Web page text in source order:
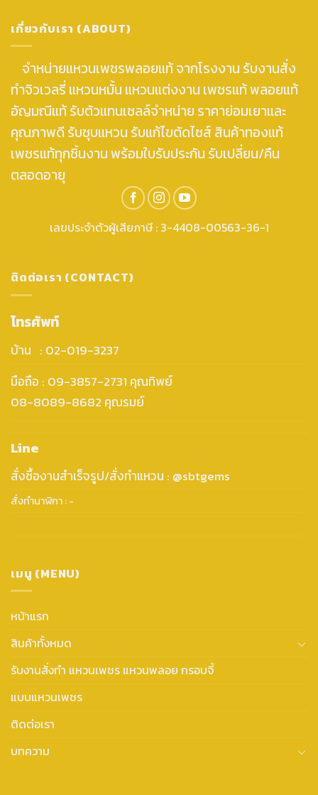
เกี่ยวกับเรา (ABOUT)
จำหน่ายแหวนเพชรพลอยแท้ จากโรงงาน รับงานสั่ง
ทำจิวเวลรี่ แหวนหมั้น แหวนแต่งงาน เพชรแท้ พลอยแท้
อัญมณีแท้ รับตัวแทนเซลล์จำหน่าย ราคาย่อมเยาและ
คุณภาพดี รับชุบแหวน รับแก้ไขตัดไซส์ สินค้าทองแท้
เพชรแท้ทุกชิ้นงาน พร้อมใบรับประกัน รับเปลี่ยน/คืน
ตลอดอายุ
เลขประจำตัวผู้เสียภาษี : 3-4408-00563-36-1
ติดต่อเรา (CONTACT)
โทรศัพท์
บ้าน : 02-019-3237
มือถือ : 09-3857-2731 คุณทิพย์
08-8089-8682 คุณรมย์
Line
สั่งซื้องานสำเร็จรูป/สั่งทำแหวน : @sbtgems
สั่งทำนาฬิกา : -
เมนู (MENU)
หน้าแรก
สินค้าทั้งหมด
รับงานสั่งทำ แหวนเพชร แหวนพลอย กรอบจี้
แบบแหวนเพชร
ติดต่อเรา
บทความ